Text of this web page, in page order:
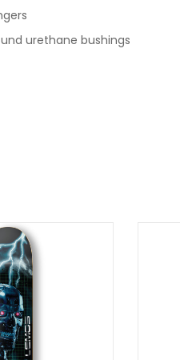
urethane bushings